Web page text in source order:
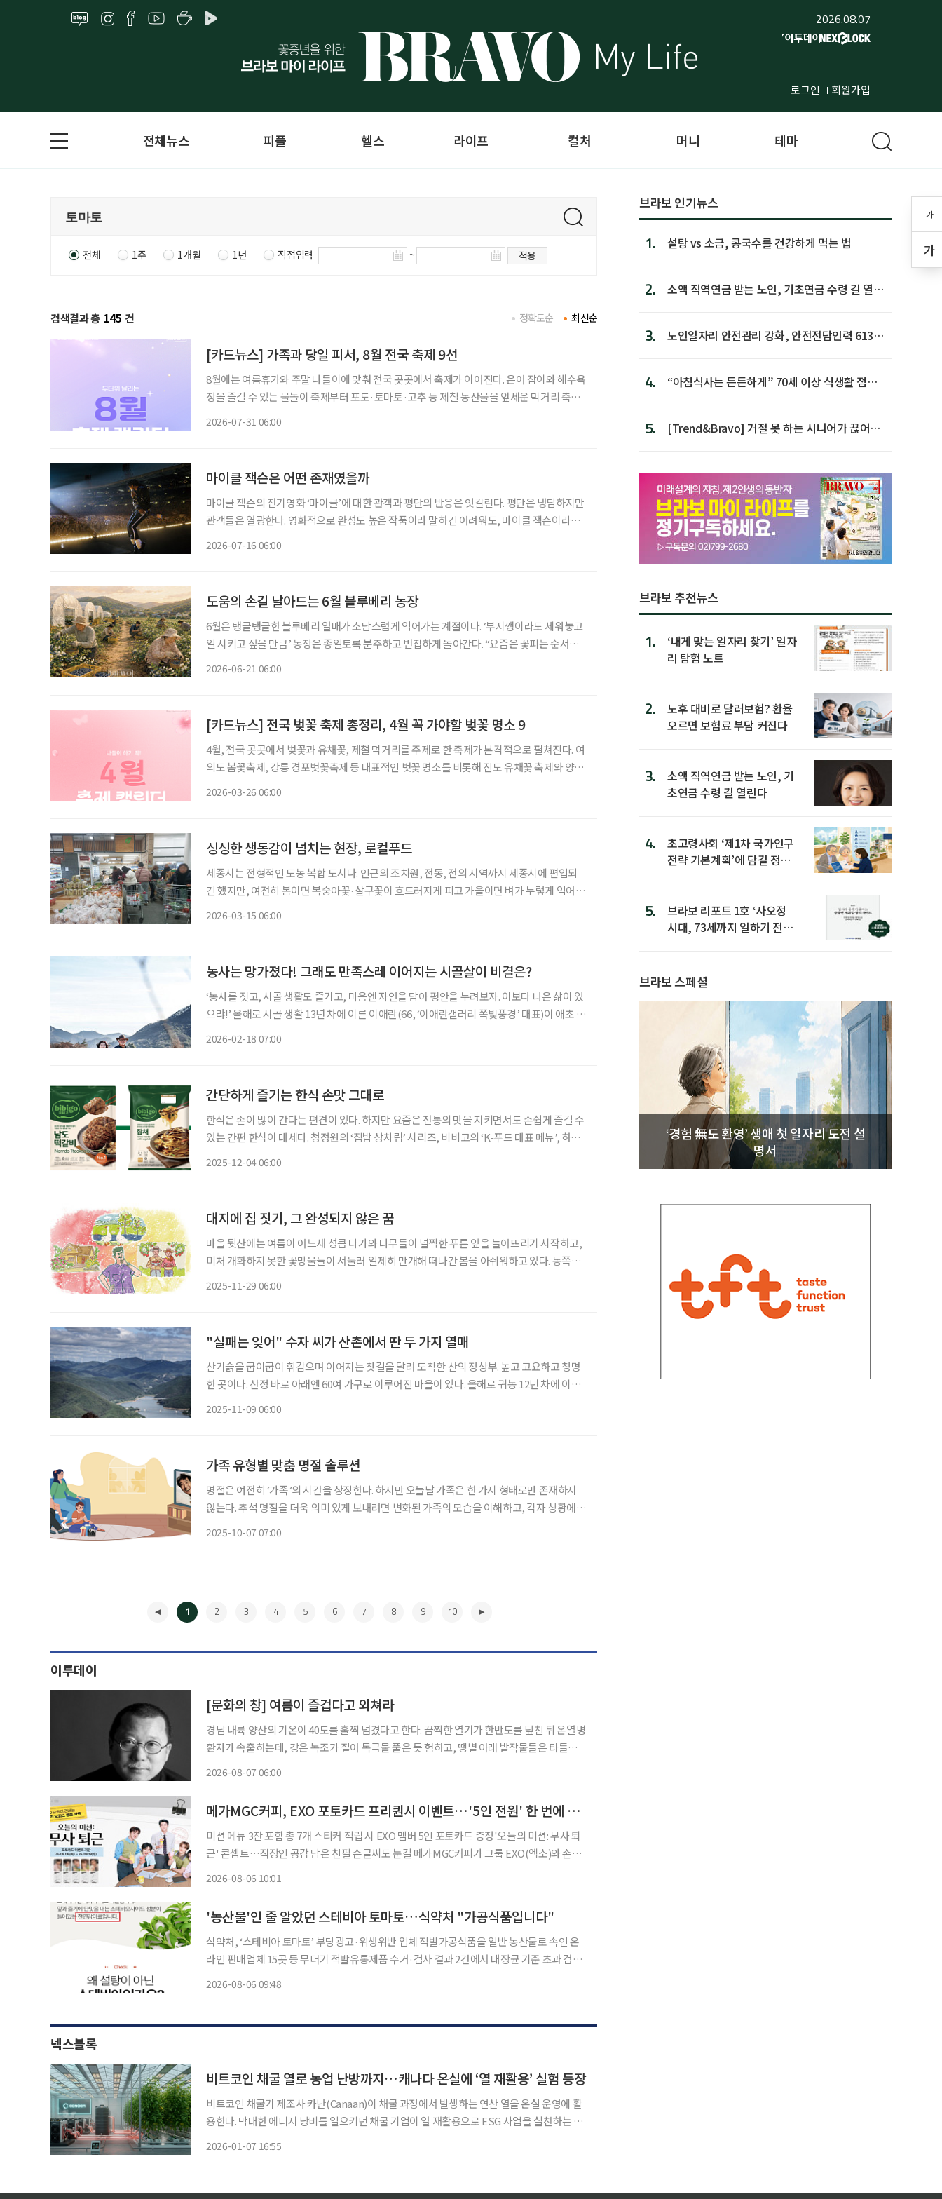
2026.08.07
로그인 회원가입
가
가
전체뉴스 피플 헬스 라이프 컬처 머니 테마
전체 1주 1개월 1년 직접입력 ~ 적용
검색결과 총 145 건 최신순
정확도순
[카드뉴스] 가족과 당일 피서, 8월 전국 축제 9선
8월에는 여름휴가와 주말 나들이에 맞춰 전국 곳곳에서 축제가 이어진다. 은어 잡이와 해수욕
장을 즐길 수 있는 물놀이 축제부터 포도·토마토·고추 등 제철 농산물을 앞세운 먹거리 축제
2026-07-31 06:00
마이클 잭슨은 어떤 존재였을까
마이클 잭슨의 전기영화 ‘마이클’에 대한 관객과 평단의 반응은 엇갈린다. 평단은 냉담하지만
관객들은 열광한다. 영화적으로 완성도 높은 작품이라 말하긴 어려워도, 마이클 잭슨이라는
2026-07-16 06:00
도움의 손길 날아드는 6월 블루베리 농장
6월은 탱글탱글한 블루베리 열매가 소담스럽게 익어가는 계절이다. ‘부지깽이라도 세워놓고
일 시키고 싶을 만큼’ 농장은 종일토록 분주하고 번잡하게 돌아간다. “요즘은 꽃피는 순서도
2026-06-21 06:00
[카드뉴스] 전국 벚꽃 축제 총정리, 4월 꼭 가야할 벚꽃 명소 9
4월, 전국 곳곳에서 벚꽃과 유채꽃, 제철 먹거리를 주제로 한 축제가 본격적으로 펼쳐진다. 여
의도 봄꽃축제, 강릉 경포벚꽃축제 등 대표적인 벚꽃 명소를 비롯해 진도 유채꽃 축제와 양평
2026-03-26 06:00
싱싱한 생동감이 넘치는 현장, 로컬푸드
세종시는 전형적인 도농 복합 도시다. 인근의 조치원, 전동, 전의 지역까지 세종시에 편입되
긴 했지만, 여전히 봄이면 복숭아꽃·살구꽃이 흐드러지게 피고 가을이면 벼가 누렇게 익어가
2026-03-15 06:00
농사는 망가졌다! 그래도 만족스레 이어지는 시골살이 비결은?
‘농사를 짓고, 시골 생활도 즐기고, 마음엔 자연을 담아 평안을 누려보자. 이보다 나은 삶이 있
으랴!’ 올해로 시골 생활 13년 차에 이른 이애란(66, ‘이애란갤러리 쪽빛풍경’ 대표)이 애초 품
2026-02-18 07:00
간단하게 즐기는 한식 손맛 그대로
한식은 손이 많이 간다는 편견이 있다. 하지만 요즘은 전통의 맛을 지키면서도 손쉽게 즐길 수
있는 간편 한식이 대세다. 청정원의 ‘집밥 상차림’ 시리즈, 비비고의 ‘K-푸드 대표 메뉴’, 하림
2025-12-04 06:00
대지에 집 짓기, 그 완성되지 않은 꿈
마을 뒷산에는 여름이 어느새 성큼 다가와 나무들이 널찍한 푸른 잎을 늘어뜨리기 시작하고,
미처 개화하지 못한 꽃망울들이 서둘러 일제히 만개해 떠나간 봄을 아쉬워하고 있다. 동쪽으
2025-11-29 06:00
"실패는 잊어" 수자 씨가 산촌에서 딴 두 가지 열매
산기슭을 굽이굽이 휘감으며 이어지는 찻길을 달려 도착한 산의 정상부. 높고 고요하고 청명
한 곳이다. 산정 바로 아래엔 60여 가구로 이루어진 마을이 있다. 올해로 귀농 12년 차에 이른
2025-11-09 06:00
가족 유형별 맞춤 명절 솔루션
명절은 여전히 ‘가족’의 시간을 상징한다. 하지만 오늘날 가족은 한 가지 형태로만 존재하지
않는다. 추석 명절을 더욱 의미 있게 보내려면 변화된 가족의 모습을 이해하고, 각자 상황에
2025-10-07 07:00
1 2 3 4 5 6 7 8 9 10
이투데이
[문화의 창] 여름이 즐겁다고 외쳐라
경남 내륙 양산의 기온이 40도를 훌쩍 넘겼다고 한다. 끔찍한 열기가 한반도를 덮친 뒤 온열병
환자가 속출하는데, 강은 녹조가 짙어 독극물 풀은 듯 험하고, 땡볕 아래 밭작물들은 타들어
2026-08-07 06:00
메가MGC커피, EXO 포토카드 프리퀀시 이벤트…'5인 전원' 한 번에 받는다
미션 메뉴 3잔 포함 총 7개 스티커 적립 시 EXO 멤버 5인 포토카드 증정'오늘의 미션: 무사 퇴
근' 콘셉트…직장인 공감 담은 친필 손글씨도 눈길 메가MGC커피가 그룹 EXO(엑소)와 손잡
2026-08-06 10:01
'농산물'인 줄 알았던 스테비아 토마토…식약처 "가공식품입니다"
식약처, ‘스테비아 토마토’ 부당광고·위생위반 업체 적발가공식품을 일반 농산물로 속인 온
라인 판매업체 15곳 등 무더기 적발유통제품 수거·검사 결과 2건에서 대장균 기준 초과 검출
2026-08-06 09:48
넥스블록
비트코인 채굴 열로 농업 난방까지…캐나다 온실에 ‘열 재활용’ 실험 등장
비트코인 채굴기 제조사 카난(Canaan)이 채굴 과정에서 발생하는 연산 열을 온실 운영에 활
용한다. 막대한 에너지 낭비를 일으키던 채굴 기업이 열 재활용으로 ESG 사업을 실천하는 사
2026-01-07 16:55
브라보 인기뉴스
1. 설탕 vs 소금, 콩국수를 건강하게 먹는 법
2.
소액 직역연금 받는 노인, 기초연금 수령 길 열린
3.
노인일자리 안전관리 강화, 안전전담인력 613명
4.
“아침식사는 든든하게” 70세 이상 식생활 점수
5.
[Trend&Bravo] 거절 못 하는 시니어가 끊어야
브라보 추천뉴스
1.
‘내게 맞는 일자리 찾기’ 일자
리 탐험 노트
2.
노후 대비로 달러보험? 환율
오르면 보험료 부담 커진다
3.
소액 직역연금 받는 노인, 기
초연금 수령 길 열린다
4.
초고령사회 ‘제1차 국가인구
전략 기본계획’에 담길 정책
5.
브라보 리포트 1호 ‘사오정
시대, 73세까지 일하기 전략’
브라보 스페셜
‘경험 無도 환영’ 생애 첫 일자리 도전 설
명서